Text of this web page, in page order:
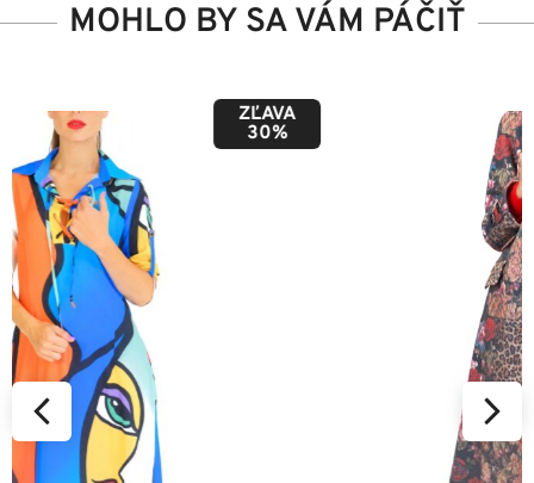
MOHLO BY SA VÁM PÁČIŤ